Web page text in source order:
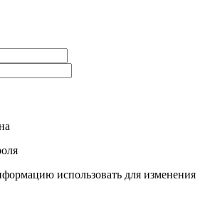
использовать для изменения